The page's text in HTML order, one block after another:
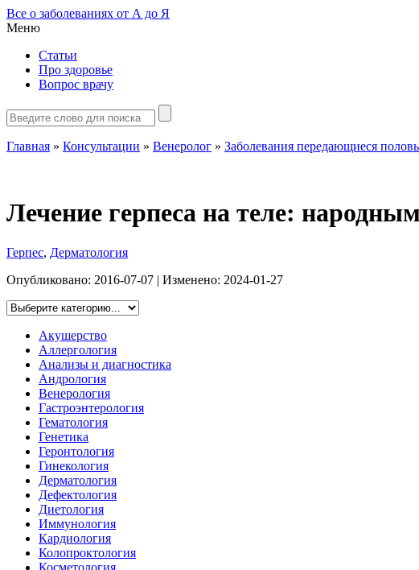
Все о заболеваниях от А до Я
Меню
Статьи
Про здоровье
Вопрос врачу
Главная » Консультации » Венеролог » Заболевания передающиеся
Лечение герпеса на теле:
Герпес, Дерматология
Опубликовано: 2016-07-07 | Изменено: 2024-01-27
Акушерство
Аллергология
Анализы и диагностика
Андрология
Венерология
Гастроэнтерология
Гематология
Генетика
Геронтология
Гинекология
Дерматология
Дефектология
Диетология
Иммунология
Кардиология
Колопроктология
Косметология